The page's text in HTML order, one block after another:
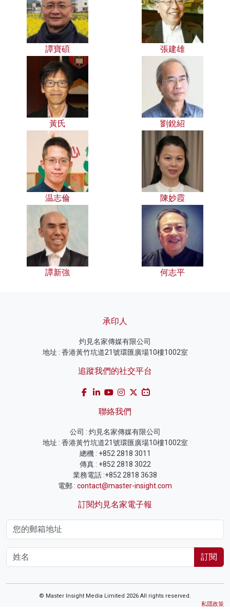
譚寶碩 張建雄
黃氏 劉銳紹
温志倫 陳妙霞
譚新強 何志平
承印人
灼見名家傳媒有限公司
地址 : 香港黃竹坑道21號環匯廣場10樓1002室
追蹤我們的社交平台
聯絡我們
公司 : 灼見名家傳媒有限公司
地址 : 香港黃竹坑道21號環匯廣場10樓1002室
總機 : +852 2818 3011
傳真 : +852 2818 3022
業務電話 :+852 2818 3638
電郵 : contact@master-insight.com
訂閱灼見名家電子報
訂閱
© Master Insight Media Limited 2026 All rights reserved.
私隱政策